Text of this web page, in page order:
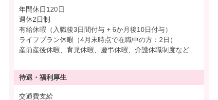
年間休日120日
週休2日制
有給休暇（入職後3日間付与 + 6か月後10日付与）
ライフプラン休暇（4月末時点で在職中の方：2日）
産前産後休暇、育児休暇、慶弔休暇、介護休職制度など
待遇・ 福利厚生
交通費支給